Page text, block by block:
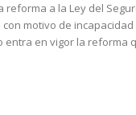
reforma a la Ley del
motivo de
entra en vigor la reforma